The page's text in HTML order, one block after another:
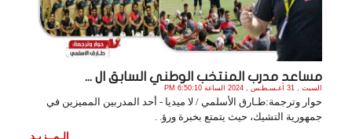
مساعد مدرب المنتخب الوطني السابق ال ...
السبت , 31 أغـسـطـس , 2024 الساعة 6:50:10 PM
حوار وترجمة:طـارق الأسلمي / لا ميديا - أحد المدربين المميزين في
جمهورية التشيك، حيث يتمتع بخبرة ورؤ. .
الـمــزيـد